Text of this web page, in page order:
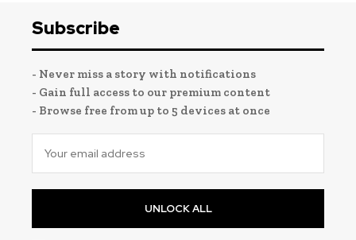
Subscribe
- Never miss a story with notifications
- Gain full access to our premium content
- Browse free from up to 5 devices at once
UNLOCK ALL